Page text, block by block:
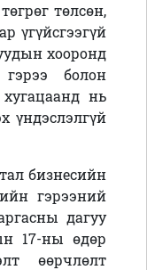
төлсөн,
үгүйсгээгүй
хооронд
гэрээ болон
хугацаанд нь
үндэслэлгүй
бизнесийн
гэрээний
дагуу
17-ны өдөр
өөрчлөлт